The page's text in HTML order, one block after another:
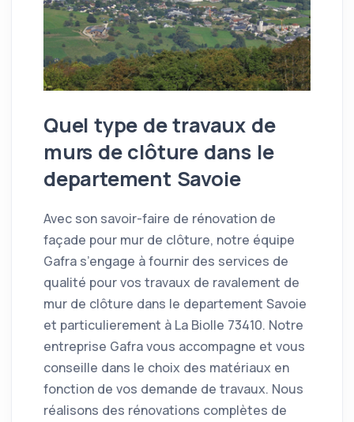
Quel type de travaux de
murs de clôture dans le
departement Savoie
Avec son savoir-faire de rénovation de
façade pour mur de clôture, notre équipe
Gafra s’engage à fournir des services de
qualité pour vos travaux de ravalement de
mur de clôture dans le departement Savoie
et particulierement à La Biolle 73410. Notre
entreprise Gafra vous accompagne et vous
conseille dans le choix des matériaux en
fonction de vos demande de travaux. Nous
réalisons des rénovations complètes de